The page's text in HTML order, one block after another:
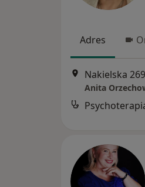
Adres
Nakielska
Anita